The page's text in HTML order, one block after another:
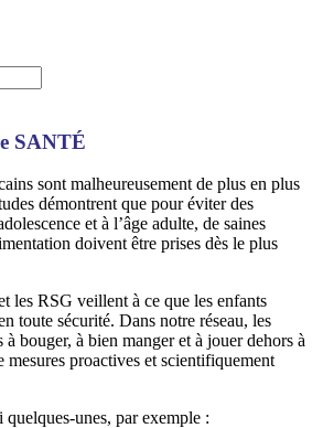
SANTÉ
sont malheureusement de plus en plus
démontrent que pour éviter des
et à l’âge adulte, de saines
doivent être prises dès le plus
les RSG veillent à ce que les enfants
toute sécurité. Dans notre réseau, les
à bouger, à bien manger et à jouer dehors à
mesures proactives et scientifiquement
unes, par exemple :